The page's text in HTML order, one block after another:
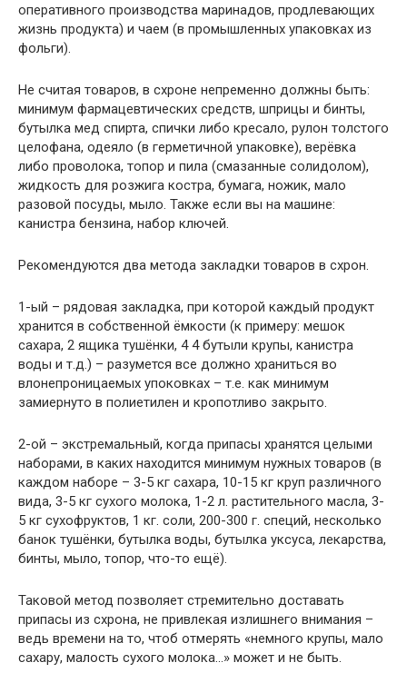
оперативного производства маринадов, продлевающих
жизнь продукта) и чаем (в промышленных упаковках из
фольги).
Не считая товаров, в схроне непременно должны быть:
минимум фармацевтических средств, шприцы и бинты,
бутылка мед спирта, спички либо кресало, рулон толстого
целофана, одеяло (в герметичной упаковке), верёвка
либо проволока, топор и пила (смазанные солидолом),
жидкость для розжига костра, бумага, ножик, мало
разовой посуды, мыло. Также если вы на машине:
канистра бензина, набор ключей.
Рекомендуются два метода закладки товаров в схрон.
1-ый – рядовая закладка, при которой каждый продукт
хранится в собственной ёмкости (к примеру: мешок
сахара, 2 ящика тушёнки, 4 4 бутыли крупы, канистра
воды и т.д.) – разумется все должно храниться во
влонепроницаемых упоковках – т.е. как минимум
замиернуто в полиетилен и кропотливо закрыто.
2-ой – экстремальный, когда припасы хранятся целыми
наборами, в каких находится минимум нужных товаров (в
каждом наборе – 3-5 кг сахара, 10-15 кг круп различного
вида, 3-5 кг сухого молока, 1-2 л. растительного масла, 3-
5 кг сухофруктов, 1 кг. соли, 200-300 г. специй, несколько
банок тушёнки, бутылка воды, бутылка уксуса, лекарства,
бинты, мыло, топор, что-то ещё).
Таковой метод позволяет стремительно доставать
припасы из схрона, не привлекая излишнего внимания –
ведь времени на то, чтоб отмерять «немного крупы, мало
сахару, малость сухого молока…» может и не быть.